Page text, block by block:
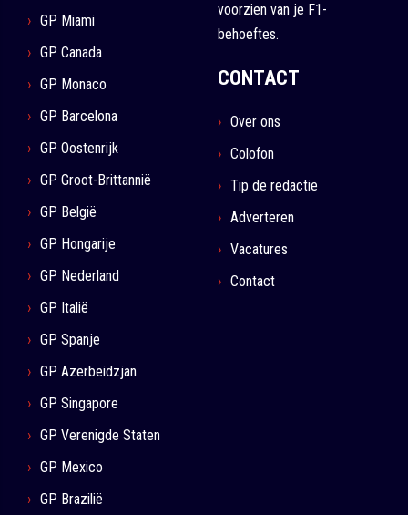
GP Miami
GP Canada
GP Monaco
GP Barcelona
GP Oostenrijk
GP Groot-Brittannië
GP België
GP Hongarije
GP Nederland
GP Italië
GP Spanje
GP Azerbeidzjan
GP Singapore
GP Verenigde Staten
GP Mexico
GP Brazilië
voorzien van je F1-
behoeftes.
CONTACT
Over ons
Colofon
Tip de redactie
Adverteren
Vacatures
Contact